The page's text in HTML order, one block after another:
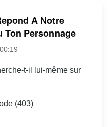
A Notre
Ton Personnage
t-il lui-même sur
(403)